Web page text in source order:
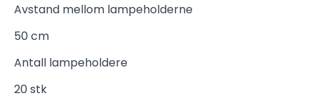
Avstand mellom lampeholderne
50 cm
Antall lampeholdere
20 stk